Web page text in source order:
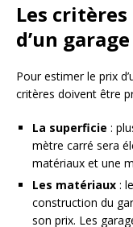
Les
d’un
Pour estimer le prix
critères doivent être
La superficie :
mètre carré sera
matériaux et une
Les matériaux :
construction du
son prix. Les